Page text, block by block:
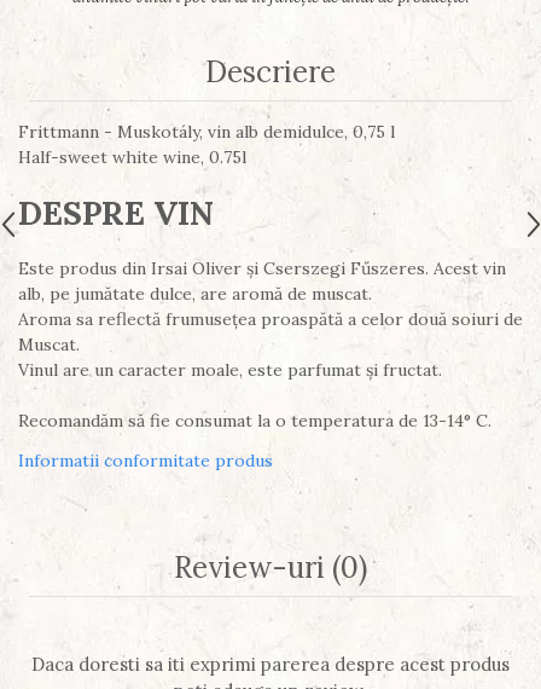
Descriere
Frittmann - Muskotály, vin alb demidulce, 0,75 l
Half-sweet white wine, 0.75l
DESPRE VIN
Este produs din Irsai Oliver și Cserszegi Fűszeres. Acest vin
alb, pe jumătate dulce, are aromă de muscat.
Aroma sa reflectă frumusețea proaspătă a celor două soiuri de
Muscat.
Vinul are un caracter moale, este parfumat și fructat.
Recomandăm să fie consumat la o temperatura de 13-14° C.
Informatii conformitate produs
Review-uri (0)
Daca doresti sa iti exprimi parerea despre acest produs